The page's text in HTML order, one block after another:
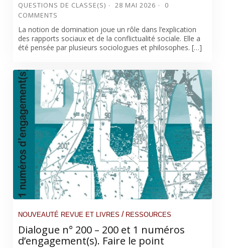
QUESTIONS DE CLASSE(S) 28 MAI 2026
0
COMMENTS
La notion de domination joue un rôle dans l’explication
des rapports sociaux et de la conflictualité sociale. Elle a
été pensée par plusieurs sociologues et philosophes. […]
NOUVEAUTÉ REVUE ET LIVRES / RESSOURCES
Dialogue n° 200 – 200 et 1 numéros
d’engagement(s). Faire le point